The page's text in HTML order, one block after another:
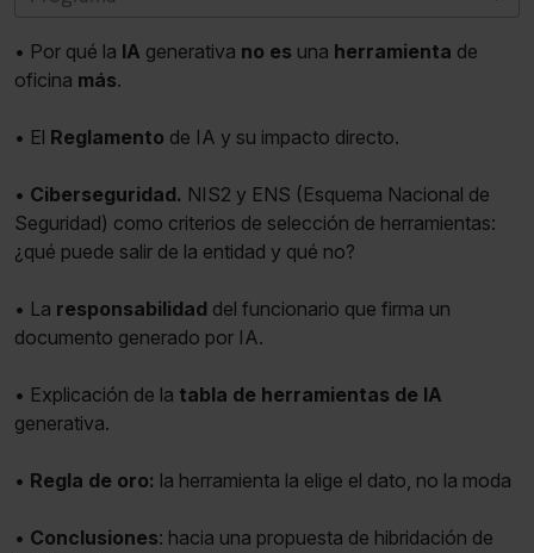
• Por qué la IA generativa no es una herramienta de
oficina más.
• El Reglamento de IA y su impacto directo.
• Ciberseguridad. NIS2 y ENS (Esquema Nacional de
Seguridad) como criterios de selección de herramientas:
¿qué puede salir de la entidad y qué no?
• La responsabilidad del funcionario que firma un
documento generado por IA.
• Explicación de la tabla de herramientas de IA
generativa.
• Regla de oro: la herramienta la elige el dato, no la moda
• Conclusiones: hacia una propuesta de hibridación de